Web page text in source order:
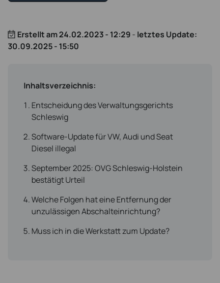
Erstellt am24.02.2023 - 12:29 - letztes Update:
30.09.2025 - 15:50
Inhaltsverzeichnis:
Entscheidung des Verwaltungsgerichts
Schleswig
Software-Update für VW, Audi und Seat
Diesel illegal
September 2025: OVG Schleswig-Holstein
bestätigt Urteil
Welche Folgen hat eine Entfernung der
unzulässigen Abschalteinrichtung?
Muss ich in die Werkstatt zum Update?